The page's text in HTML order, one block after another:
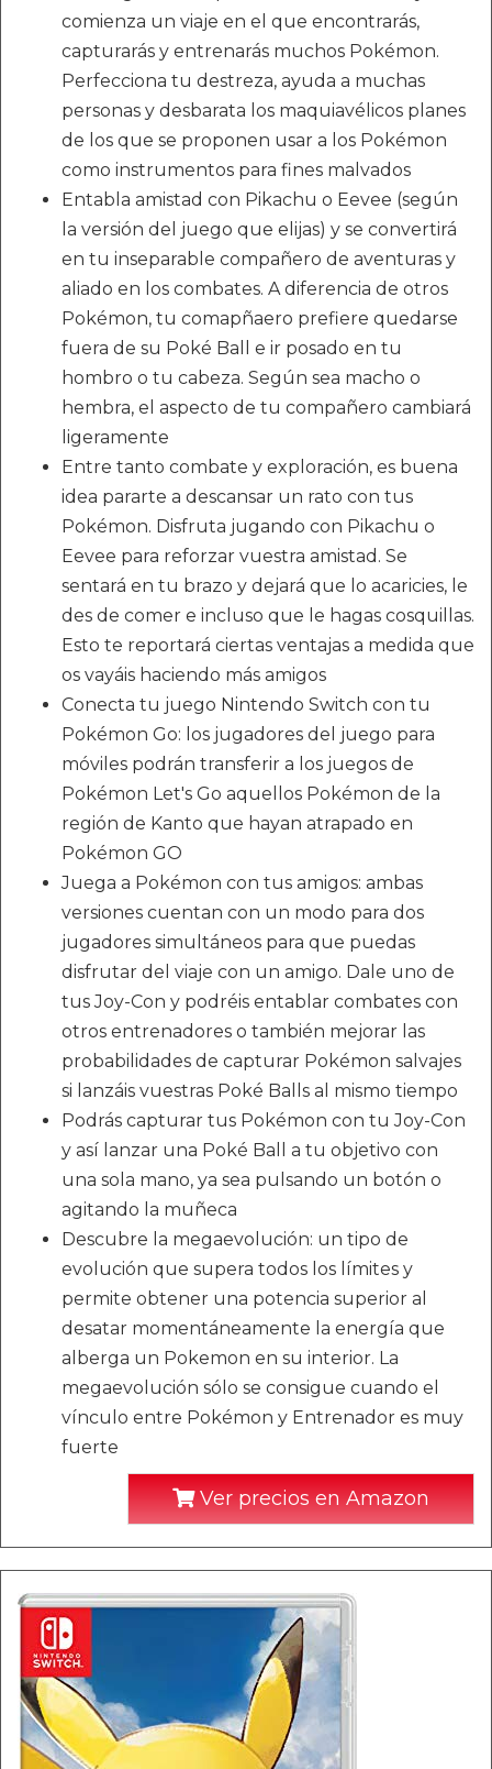
comienza un viaje en el que encontrarás,
capturarás y entrenarás muchos Pokémon.
Perfecciona tu destreza, ayuda a muchas
personas y desbarata los maquiavélicos planes
de los que se proponen usar a los Pokémon
como instrumentos para fines malvados
Entabla amistad con Pikachu o Eevee (según
la versión del juego que elijas) y se convertirá
en tu inseparable compañero de aventuras y
aliado en los combates. A diferencia de otros
Pokémon, tu comapñaero prefiere quedarse
fuera de su Poké Ball e ir posado en tu
hombro o tu cabeza. Según sea macho o
hembra, el aspecto de tu compañero cambiará
ligeramente
Entre tanto combate y exploración, es buena
idea pararte a descansar un rato con tus
Pokémon. Disfruta jugando con Pikachu o
Eevee para reforzar vuestra amistad. Se
sentará en tu brazo y dejará que lo acaricies, le
des de comer e incluso que le hagas cosquillas.
Esto te reportará ciertas ventajas a medida que
os vayáis haciendo más amigos
Conecta tu juego Nintendo Switch con tu
Pokémon Go: los jugadores del juego para
móviles podrán transferir a los juegos de
Pokémon Let's Go aquellos Pokémon de la
región de Kanto que hayan atrapado en
Pokémon GO
Juega a Pokémon con tus amigos: ambas
versiones cuentan con un modo para dos
jugadores simultáneos para que puedas
disfrutar del viaje con un amigo. Dale uno de
tus Joy-Con y podréis entablar combates con
otros entrenadores o también mejorar las
probabilidades de capturar Pokémon salvajes
si lanzáis vuestras Poké Balls al mismo tiempo
Podrás capturar tus Pokémon con tu Joy-Con
y así lanzar una Poké Ball a tu objetivo con
una sola mano, ya sea pulsando un botón o
agitando la muñeca
Descubre la megaevolución: un tipo de
evolución que supera todos los límites y
permite obtener una potencia superior al
desatar momentáneamente la energía que
alberga un Pokemon en su interior. La
megaevolución sólo se consigue cuando el
vínculo entre Pokémon y Entrenador es muy
fuerte
Ver precios en Amazon